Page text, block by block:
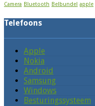
Camera Bluetooth Belbundel apple
Telefoons
Apple
Nokia
Android
Samsung
Windows
Besturingssysteem